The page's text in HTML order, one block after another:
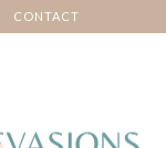
CONTACT